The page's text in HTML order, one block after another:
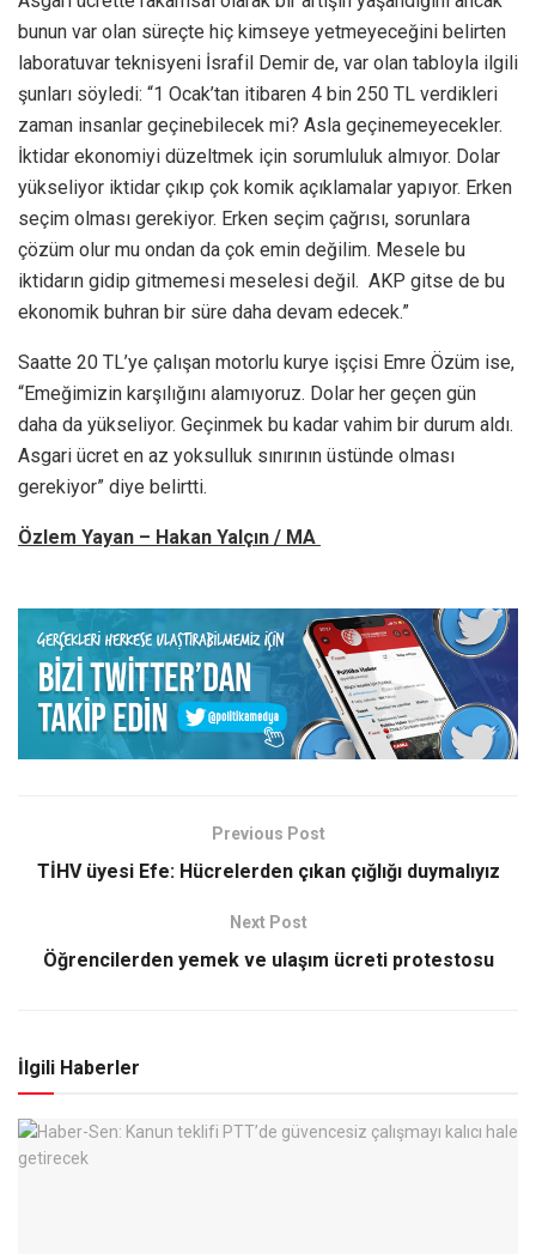
bunun var olan süreçte hiç kimseye yetmeyeceğini belirten
laboratuvar teknisyeni İsrafil Demir de, var olan tabloyla ilgili
şunları söyledi: “1 Ocak’tan itibaren 4 bin 250 TL verdikleri
zaman insanlar geçinebilecek mi? Asla geçinemeyecekler.
İktidar ekonomiyi düzeltmek için sorumluluk almıyor. Dolar
yükseliyor iktidar çıkıp çok komik açıklamalar yapıyor. Erken
seçim olması gerekiyor. Erken seçim çağrısı, sorunlara
çözüm olur mu ondan da çok emin değilim. Mesele bu
iktidarın gidip gitmemesi meselesi değil. AKP gitse de bu
ekonomik buhran bir süre daha devam edecek.”
Saatte 20 TL’ye çalışan motorlu kurye işçisi Emre Özüm ise,
“Emeğimizin karşılığını alamıyoruz. Dolar her geçen gün
daha da yükseliyor. Geçinmek bu kadar vahim bir durum aldı.
Asgari ücret en az yoksulluk sınırının üstünde olması
gerekiyor” diye belirtti.
Özlem Yayan – Hakan Yalçın / MA
Previous Post
TİHV üyesi Efe: Hücrelerden çıkan çığlığı duymalıyız
Next Post
Öğrencilerden yemek ve ulaşım ücreti protestosu
İlgili Haberler